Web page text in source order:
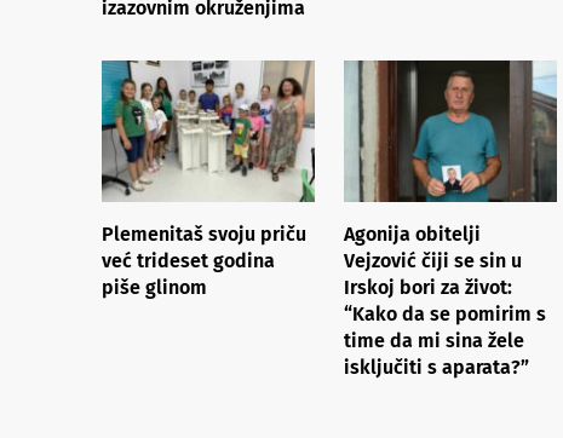
izazovnim okruženjima
Plemenitaš svoju priču
već trideset godina
piše glinom
Agonija obitelji
Vejzović čiji se sin u
Irskoj bori za život:
“Kako da se pomirim s
time da mi sina žele
isključiti s aparata?”